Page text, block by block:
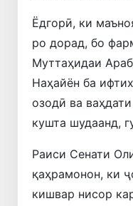
Ёдгорӣ, ки
ро дорад, бо
Муттаҳидаи
Наҳайён ба
озодӣ ва
кушта шудаанд,
Раиси Сенати
қаҳрамонон, ки
кишвар нисор